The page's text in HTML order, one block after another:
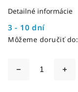
3 - 10 dní
Môžeme doručiť do:
Detailné informácie